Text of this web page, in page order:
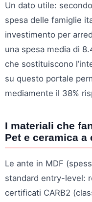
Un dato utile:
spesa delle famiglie
investimento per
una spesa media di
che sostituiscono
su questo portale
mediamente il 38%
I materiali che
Pet e ceramica a
Le ante in MDF
standard entry-level:
certificati CARB2